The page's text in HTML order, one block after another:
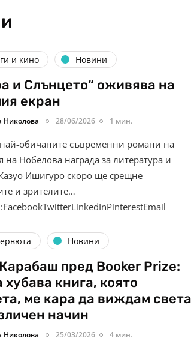
и кино Новини
и Слънцето“ оживява на
екран
Николова 28/06/2026 1 мин.
обичаните съвременни романи на
на Нобелова награда за литература и
Ишигуро скоро ще срещне
и зрителите…
Новини
пред Booker Prize:
хубава книга, която
ме кара да виждам света
начин
Николова 25/03/2026 4 мин.